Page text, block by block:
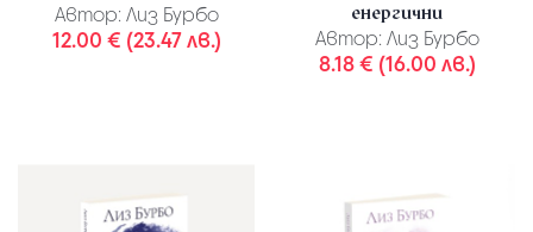
Автор: Лиз Бурбо
12.00 € (23.47 лв.)
енергични
Автор: Лиз Бурбо
8.18 € (16.00 лв.)